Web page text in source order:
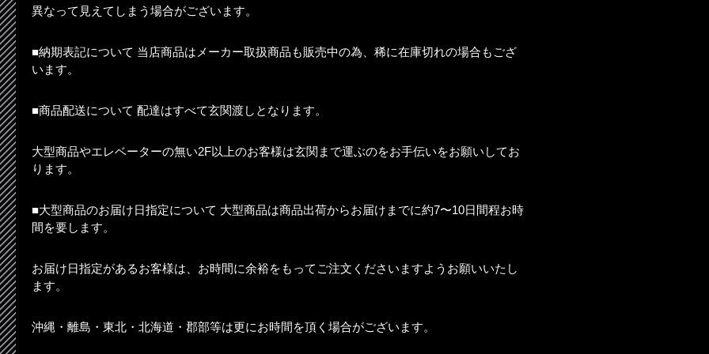
異なって見えてしまう場合がございます。
■納期表記について 当店商品はメーカー取扱商品も販売中の為、稀に在庫切れの場合もござ
います。
■商品配送について 配達はすべて玄関渡しとなります。
大型商品やエレベーターの無い2F以上のお客様は玄関まで運ぶのをお手伝いをお願いしてお
ります。
■大型商品のお届け日指定について 大型商品は商品出荷からお届けまでに約7〜10日間程お時
間を要します。
お届け日指定があるお客様は、お時間に余裕をもってご注文くださいますようお願いいたし
ます。
沖縄・離島・東北・北海道・郡部等は更にお時間を頂く場合がございます。